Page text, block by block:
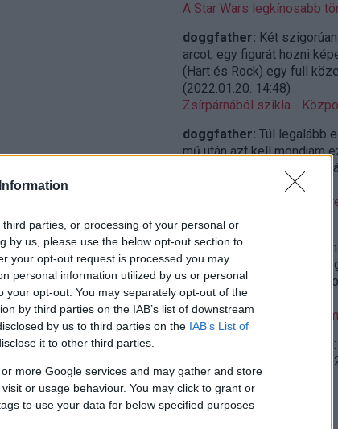
parties, or processing of your personal or
by us, please use the below opt-out section to
your opt-out request is processed you may
personal information utilized by us or personal
your opt-out. You may separately opt-out of the
by third parties on the IAB’s list of downstream
by us to third parties on the IAB’s List of
it to other third parties.
more Google services and may gather and store
or usage behaviour. You may click to grant or
to use your data for below specified purposes
A Star Wars legkínosabb
doggfather: Két
arcot, egy figurát hozni
(Hart és Rock) egy full
(2022.01.20. 14:48)
Zsírpárnából szikla -
doggfather: Túl legalább
mű után azt kell mondjam
legelborultabb amit eddig
)
RetroAjánló vasárnap
szellemországban (2001)
doggfather:
összerakott világ a
igazi élő emberekkel, és
23:09)
Miyazaki kevésbé ismert
2020.10.27.
A fiúk visszatérnek
Utolsó 20